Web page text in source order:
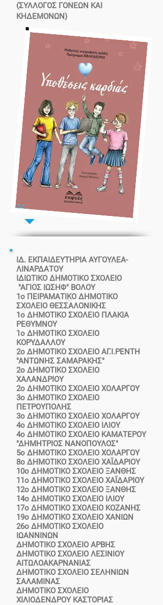
(ΣΥΛΛΟΓΟΣ ΓΟΝΕΩΝ ΚΑΙ
ΚΗΔΕΜΟΝΩΝ)
ΙΔ. ΕΚΠΑΙΔΕΥΤΗΡΙΑ ΑΥΓΟΥΛΕΑ-
ΛΙΝΑΡΔΑΤΟΥ
ΙΔΙΩΤΙΚΟ ΔΗΜΟΤΙΚΟ ΣΧΟΛΕΙΟ
"ΑΓΙΟΣ ΙΩΣΗΦ" ΒΟΛΟΥ
1ο ΠΕΙΡΑΜΑΤΙΚΟ ΔΗΜΟΤΙΚΟ
ΣΧΟΛΕΙΟ ΘΕΣΣΑΛΟΝΙΚΗΣ
1ο ΔΗΜΟΤΙΚΟ ΣΧΟΛΕΙΟ ΠΛΑΚΙΑ
ΡΕΘΥΜΝΟΥ
1ο ΔΗΜΟΤΙΚΟ ΣΧΟΛΕΙΟ
ΚΟΡΥΔΑΛΛΟΥ
2ο ΔΗΜΟΤΙΚΟ ΣΧΟΛΕΙΟ ΑΓ.Ι.ΡΕΝΤΗ
"ΑΝΤΩΝΗΣ ΣΑΜΑΡΑΚΗΣ"
2ο ΔΗΜΟΤΙΚΟ ΣΧΟΛΕΙΟ
ΧΑΛΑΝΔΡΙΟΥ
2ο ΔΗΜΟΤΙΚΟ ΣΧΟΛΕΙΟ ΧΟΛΑΡΓΟΥ
3ο ΔΗΜΟΤΙΚΟ ΣΧΟΛΕΙΟ
ΠΕΤΡΟΥΠΟΛΗΣ
3ο ΔΗΜΟΤΙΚΟ ΣΧΟΛΕΙΟ ΧΟΛΑΡΓΟΥ
4ο ΔΗΜΟΤΙΚΟ ΣΧΟΛΕΙΟ ΙΛΙΟΥ
4ο ΔΗΜΟΤΙΚΟ ΣΧΟΛΕΙΟ ΚΑΜΑΤΕΡΟΥ
"ΔΗΜΗΤΡΙΟΣ ΝΑΝΟΠΟΥΛΟΣ"
5ο ΔΗΜΟΤΙΚΟ ΣΧΟΛΕΙΟ ΧΟΛΑΡΓΟΥ
8ο ΔΗΜΟΤΙΚΟ ΣΧΟΛΕΙΟ ΧΑΪΔΑΡΙΟΥ
10ο ΔΗΜΟΤΙΚΟ ΣΧΟΛΕΙΟ ΞΑΝΘΗΣ
11ο ΔΗΜΟΤΙΚΟ ΣΧΟΛΕΙΟ ΧΑΪΔΑΡΙΟΥ
12ο ΔΗΜΟΤΙΚΟ ΣΧΟΛΕΙΟ ΞΑΝΘΗΣ
14ο ΔΗΜΟΤΙΚΟ ΣΧΟΛΕΙΟ ΙΛΙΟΥ
17ο ΔΗΜΟΤΙΚΟ ΣΧΟΛΕΙΟ ΚΟΖΑΝΗΣ
19ο ΔΗΜΟΤΙΚΟ ΣΧΟΛΕΙΟ ΧΑΝΙΩΝ
26ο ΔΗΜΟΤΙΚΟ ΣΧΟΛΕΙΟ
ΙΩΑΝΝΙΝΩΝ
ΔΗΜΟΤΙΚΟ ΣΧΟΛΕΙΟ ΑΡΒΗΣ
ΔΗΜΟΤΙΚΟ ΣΧΟΛΕΙΟ ΛΕΣΙΝΙΟΥ
ΑΙΤΩΛΟΑΚΑΡΝΑΝΙΑΣ
ΔΗΜΟΤΙΚΟ ΣΧΟΛΕΙΟ ΣΕΛΗΝΙΩΝ
ΣΑΛΑΜΙΝΑΣ
ΔΗΜΟΤΙΚΟ ΣΧΟΛΕΙΟ
ΧΙΛΙΟΔΕΝΔΡΟΥΚΑΣΤΟΡΙΑΣ